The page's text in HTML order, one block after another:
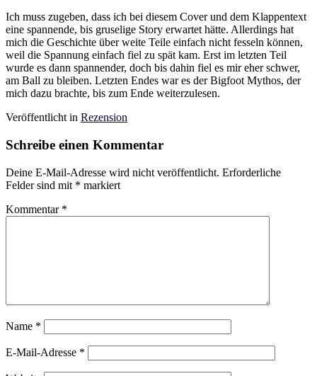
Ich muss zugeben, dass ich bei diesem Cover und dem Klappentext
eine spannende, bis gruselige Story erwartet hätte. Allerdings hat
mich die Geschichte über weite Teile einfach nicht fesseln können,
weil die Spannung einfach fiel zu spät kam. Erst im letzten Teil
wurde es dann spannender, doch bis dahin fiel es mir eher schwer,
am Ball zu bleiben. Letzten Endes war es der Bigfoot Mythos, der
mich dazu brachte, bis zum Ende weiterzulesen.
Veröffentlicht in Rezension
Schreibe einen Kommentar
Deine E-Mail-Adresse wird nicht veröffentlicht. Erforderliche
Felder sind mit * markiert
Kommentar *
Name *
E-Mail-Adresse *